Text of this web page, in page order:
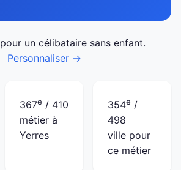
un célibataire sans enfant.
Personnaliser →
367e / 410
métier à
Yerres
354e /
498
ville pour
ce métier